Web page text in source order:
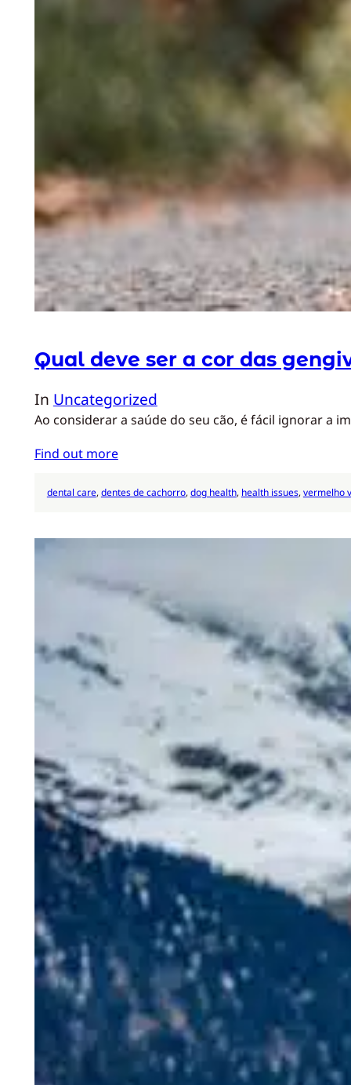
Qual deve ser a cor das
In Uncategorized
Ao considerar a saúde do seu cão, é fácil ignorar a
Find out more
dental care, dentes de cachorro, dog health, health issues, vermelho